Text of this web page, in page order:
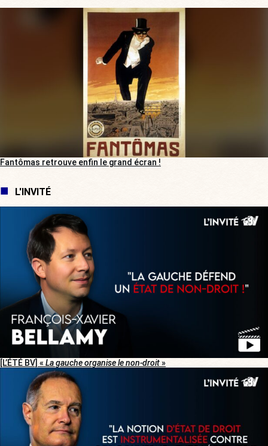
Fantômas retrouve enfin le grand écran !
L'INVITÉ
[L’ÉTÉ BV] « La gauche organise le non-droit»